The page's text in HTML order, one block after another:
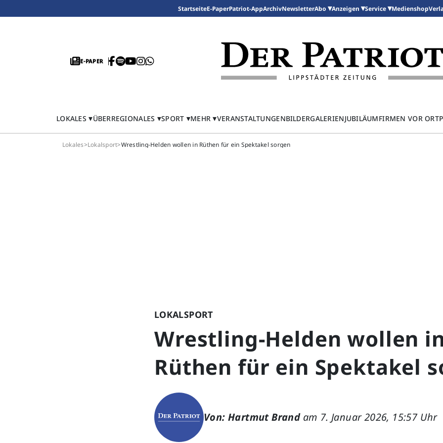
StartseiteE-PaperPatriot-AppArchivNewsletterAbo Anzeigen Service Medienshop
E-PAPER
LOKALES ÜBERREGIONALES SPORT MEHR VERANSTALTUNGENBILDERGALERIENJUBILÄUMFIRMEN VOR ORT
Lokales>Lokalsport>Wrestling-Helden wollen in Rüthen für ein Spektakel sorgen
LOKALSPORT
Wrestling-Helden wollen
Rüthen für ein Spektakel
Von: Hartmut Brand am 7. Januar 2026, 15:57 Uhr